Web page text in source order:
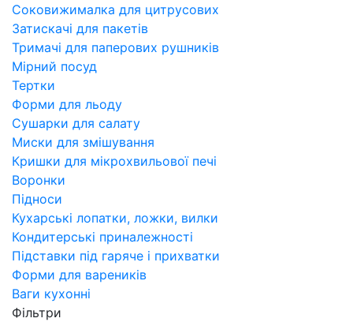
Соковижималка для цитрусових
Затискачі для пакетів
Тримачі для паперових рушників
Мірний посуд
Тертки
Форми для льоду
Сушарки для салату
Миски для змішування
Кришки для мікрохвильової печі
Воронки
Підноси
Кухарські лопатки, ложки, вилки
Кондитерські приналежності
Підставки під гаряче і прихватки
Форми для вареників
Ваги кухонні
Фільтри